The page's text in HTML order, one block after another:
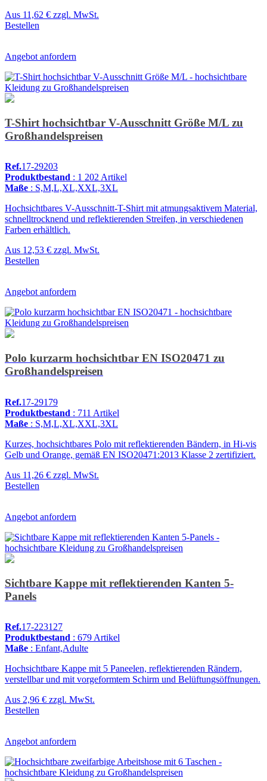
Aus 11,62 € zzgl. MwSt.
Bestellen
Angebot anfordern
T-Shirt hochsichtbar V-Ausschnitt Größe M/L zu
Großhandelspreisen
Ref.17-29203
Produktbestand : 1 202 Artikel
Maße : S,M,L,XL,XXL,3XL
Hochsichtbares V-Ausschnitt-T-Shirt mit atmungsaktivem Material,
schnelltrocknend und reflektierenden Streifen, in verschiedenen
Farben erhältlich.
Aus 12,53 € zzgl. MwSt.
Bestellen
Angebot anfordern
Polo kurzarm hochsichtbar EN ISO20471 zu
Großhandelspreisen
Ref.17-29179
Produktbestand : 711 Artikel
Maße : S,M,L,XL,XXL,3XL
Kurzes, hochsichtbares Polo mit reflektierenden Bändern, in Hi-vis
Gelb und Orange, gemäß EN ISO20471:2013 Klasse 2 zertifiziert.
Aus 11,26 € zzgl. MwSt.
Bestellen
Angebot anfordern
Sichtbare Kappe mit reflektierenden Kanten 5-
Panels
Ref.17-223127
Produktbestand : 679 Artikel
Maße : Enfant,Adulte
Hochsichtbare Kappe mit 5 Paneelen, reflektierenden Rändern,
verstellbar und mit vorgeformtem Schirm und Belüftungsöffnungen.
Aus 2,96 € zzgl. MwSt.
Bestellen
Angebot anfordern